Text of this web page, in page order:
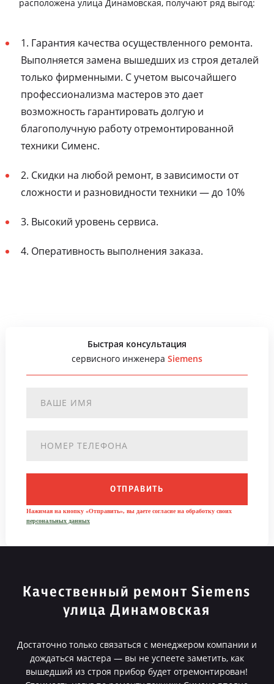
расположена улица Динамовская, получают ряд выгод:
1. Гарантия качества осуществленного ремонта.
Выполняется замена вышедших из строя деталей
только фирменными. С учетом высочайшего
профессионализма мастеров это дает
возможность гарантировать долгую и
благополучную работу отремонтированной
техники Сименс.
2. Скидки на любой ремонт, в зависимости от
сложности и разновидности техники — до 10%
3. Высокий уровень сервиса.
4. Оперативность выполнения заказа.
Быстрая консультация
сервисного инженера Siemens
ОТПРАВИТЬ
Нажимая на кнопку «Отправить», вы даете согласие на обработку своих
персональных данных
Качественный ремонт Siemens
улица Динамовская
Достаточно только связаться с менеджером компании и
дождаться мастера — вы не успеете заметить, как
вышедший из строя прибор будет отремонтирован!